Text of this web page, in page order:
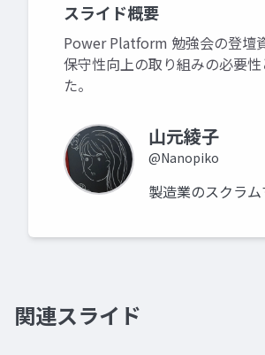
スライド概要
Power Platform 勉強会の登壇
保守性向上の取り組みの必要
た。
山元綾子
@Nanopiko
製造業のスクラム
関連スライド